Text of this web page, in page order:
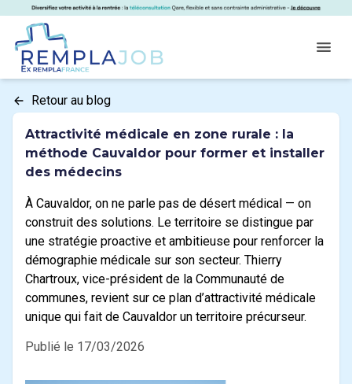
RemplaJob
Retour au blog
Attractivité médicale en zone rurale : la
méthode Cauvaldor pour former et installer
des médecins
À Cauvaldor, on ne parle pas de désert médical — on
construit des solutions. Le territoire se distingue par
une stratégie proactive et ambitieuse pour renforcer la
démographie médicale sur son secteur. Thierry
Chartroux, vice-président de la Communauté de
communes, revient sur ce plan d’attractivité médicale
unique qui fait de Cauvaldor un territoire précurseur.
Publié le 17/03/2026
Panneau de gestion des cookies